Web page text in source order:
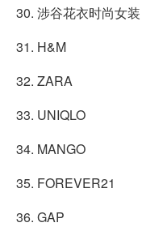
30. 涉谷花衣时尚女装
31. H&M
32. ZARA
33. UNIQLO
34. MANGO
35. FOREVER21
36. GAP